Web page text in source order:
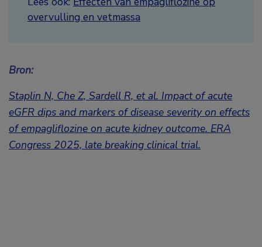
overvulling en vetmassa
Bron:
Staplin N, Che Z, Sardell R, et al. Impact of acute
eGFR dips and markers of disease severity on effects
of empagliflozine on acute kidney outcome. ERA
Congress 2025, late breaking clinical trial.